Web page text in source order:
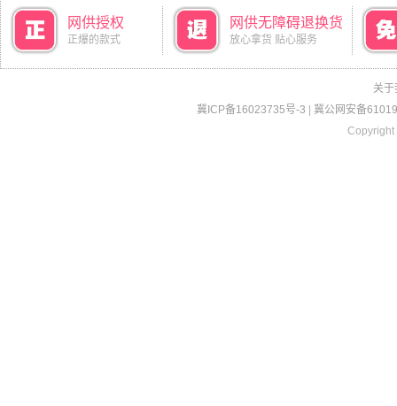
网供授权
正爆的款式
网供无障碍退换货
放心拿货 贴心服务
关于
冀ICP备16023735号-3
冀公网安备